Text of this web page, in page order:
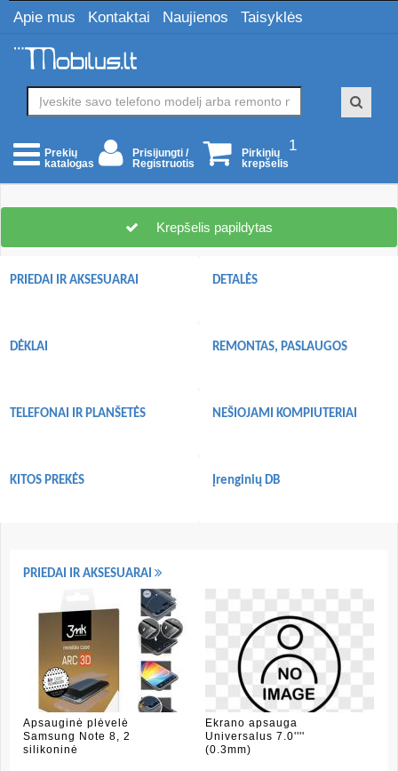
Apie mus Kontaktai Naujienos Taisyklės
Prekių
katalogas
Prisijungti /
Registruotis
1
Pirkinių
krepšelis
Krepšelis papildytas
PRIEDAI IR AKSESUARAI DETALĖS
DĖKLAI REMONTAS, PASLAUGOS
TELEFONAI IR PLANŠETĖS NEŠIOJAMI KOMPIUTERIAI
KITOS PREKĖS Įrenginių DB
PRIEDAI IR AKSESUARAI
Apsauginė plėvelė
Samsung Note 8, 2
silikoninė
Ekrano apsauga
Universalus 7.0''''
(0.3mm)